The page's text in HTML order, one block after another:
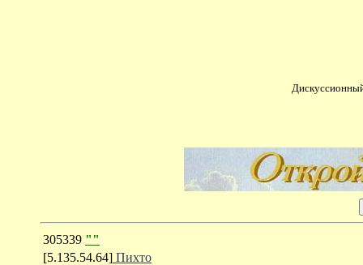
305339 ""
[5.135.54.64] Пихто